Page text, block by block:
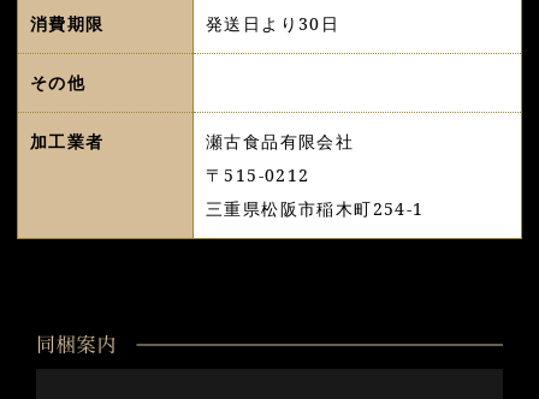
消費期限 発送日より30日
その他
加工業者
瀬古食品有限会社
〒515-0212
三重県松阪市稲木町254-1